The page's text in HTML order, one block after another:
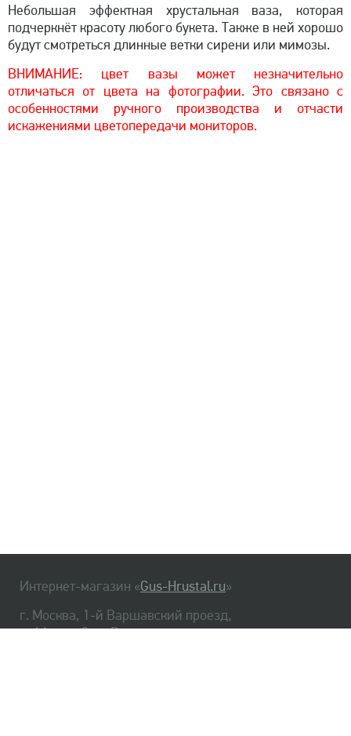
Небольшая эффектная хрустальная ваза, которая
подчеркнёт красоту любого букета. Также в ней хорошо
будут смотреться длинные ветки сирени или мимозы.
ВНИМАНИЕ: цвет вазы может незначительно
отличаться от цвета на фотографии. Это связано с
особенностями ручного производства и отчасти
искажениями цветопередачи мониторов.
Интернет-магазин «Gus-Hrustal.ru»
г. Москва, 1-й Варшавский проезд,
д. 1А, стр. 3, м. Варшавская